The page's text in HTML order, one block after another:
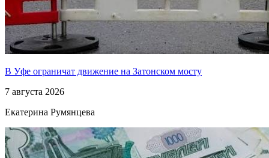
В Уфе ограничат движение на Затонском мосту
7 августа 2026
Екатерина Румянцева